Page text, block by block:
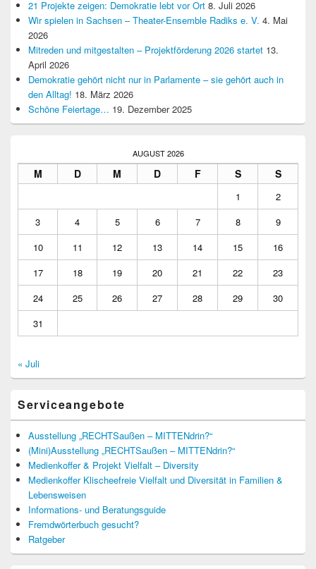
21 Projekte zeigen: Demokratie lebt vor Ort 8. Juli 2026
Wir spielen in Sachsen – Theater-Ensemble Radiks e. V. 4. Mai
2026
Mitreden und mitgestalten – Projektförderung 2026 startet 13.
April 2026
Demokratie gehört nicht nur in Parlamente – sie gehört auch in
den Alltag! 18. März 2026
Schöne Feiertage… 19. Dezember 2025
AUGUST 2026
M D M D F S S
1
2
3
4 5 6 7 8
9
10
11 12 13 14 15
16
17
18 19 20 21 22
23
24
25 26 27 28 29
30
31
« Juli
Serviceangebote
Ausstellung „RECHTSaußen – MITTENdrin?“
(Mini)Ausstellung „RECHTSaußen – MITTENdrin?“
Medienkoffer & Projekt Vielfalt – Diversity
Medienkoffer Klischeefreie Vielfalt und Diversität in Familien &
Lebensweisen
Informations- und Beratungsguide
Fremdwörterbuch gesucht?
Ratgeber